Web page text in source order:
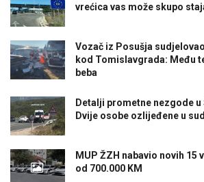
vrećica vas može skupo
Vozač iz Posušja
kod Tomislavgrada: Među
beba
Detalji prometne nezgode
Dvije osobe ozlijeđene u
MUP ŽZH nabavio novih 15
od 700.000 KM